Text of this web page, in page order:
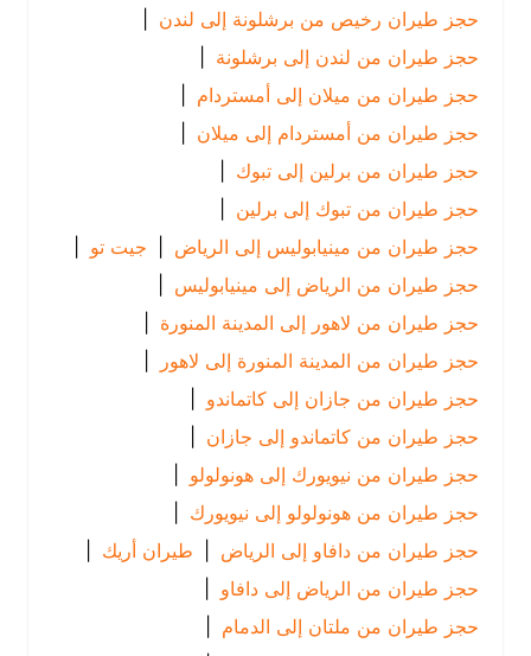
حجز طيران رخيص من برشلونة إلى لندن
|
حجز طيران من لندن إلى برشلونة
|
حجز طيران من ميلان إلى أمستردام |
حجز طيران من أمستردام إلى ميلان |
حجز طيران من برلين إلى تبوك
|
حجز طيران من تبوك إلى برلين |
حجز طيران من مينيابوليس إلى الرياض
| جيت تو |
حجز طيران من الرياض إلى مينيابوليس |
حجز طيران من لاهور إلى المدينة المنورة |
حجز طيران من المدينة المنورة إلى لاهور |
حجز طيران من جازان إلى كاتماندو |
حجز طيران من كاتماندو إلى جازان
|
حجز طيران من نيويورك إلى هونولولو |
حجز طيران من هونولولو إلى نيويورك |
حجز طيران من دافاو إلى الرياض
| طيران أريك
|
حجز طيران من الرياض إلى دافاو
|
حجز طيران من ملتان إلى الدمام
|